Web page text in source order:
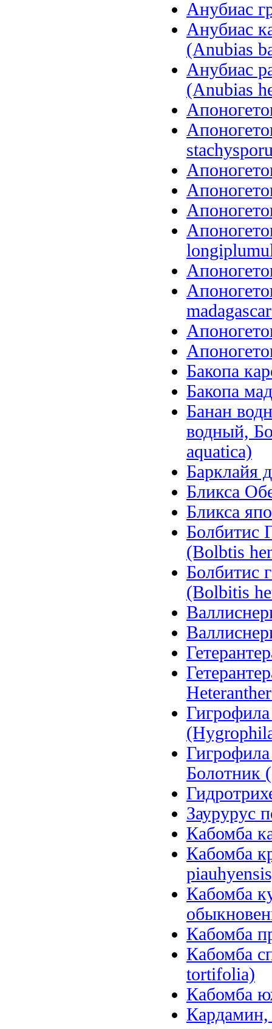
Анубиас
Анубиас
(Anubias
Анубиас
(Anubias
Бакопа
Бакопа
Банан
водный,
aquatica)
Барклайя
Бликса
Бликса
Болбитис
(Bolbtis
Болбитис
(Bolbitis
Болотник
Заурурус
Кабомба
Кабомба
Кабомба
Кабомба
Кабомба
tortifolia)
Кабомба
Кардамин,